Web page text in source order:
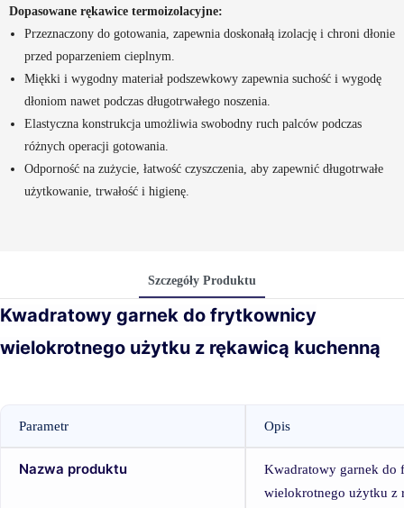
Dopasowane rękawice termoizolacyjne:
Przeznaczony do gotowania, zapewnia doskonałą izolację i chroni dłonie
przed poparzeniem cieplnym.
Miękki i wygodny materiał podszewkowy zapewnia suchość i wygodę
dłoniom nawet podczas długotrwałego noszenia.
Elastyczna konstrukcja umożliwia swobodny ruch palców podczas
różnych operacji gotowania.
Odporność na zużycie, łatwość czyszczenia, aby zapewnić długotrwałe
użytkowanie, trwałość i higienę.
Szczegóły Produktu
Kwadratowy garnek do frytkownicy
wielokrotnego użytku z rękawicą kuchenną
Parametr Opis
Nazwa produktu
Kwadratowy garnek do
wielokrotnego użytku z